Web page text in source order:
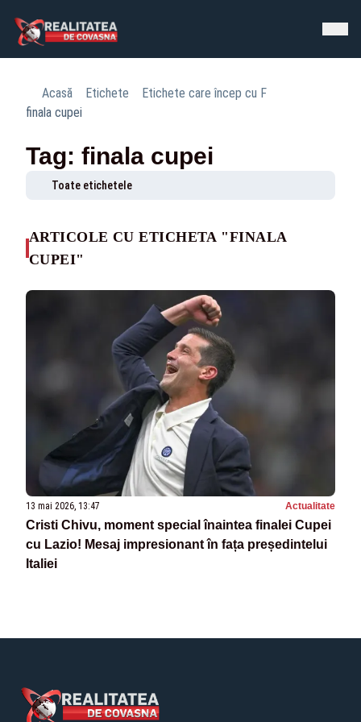
Acasă Etichete
Etichete care încep cu F
finala cupei
Tag: finala cupei
Toate etichetele
ARTICOLE CU ETICHETA "FINALA
CUPEI"
13 mai 2026, 13:47 Actualitate
Cristi Chivu, moment special înaintea finalei Cupei
cu Lazio! Mesaj impresionant în fața președintelui
Italiei